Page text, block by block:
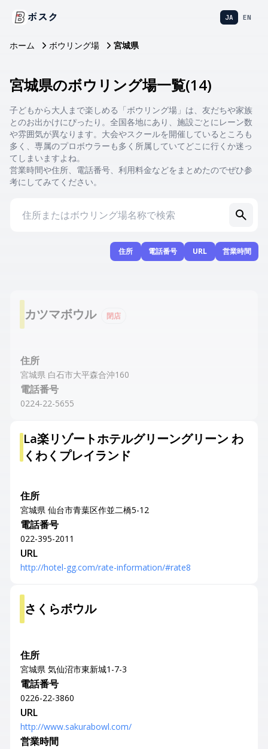
ボスク JA EN
ホーム ボウリング場 宮城県
宮城県のボウリング場一覧(14)
子どもから大人まで楽しめる「ボウリング場」は、友だちや家族
とのお出かけにぴったり。全国各地にあり、施設ごとにレーン数
や雰囲気が異なります。大会やスクールを開催しているところも
多く、専属のプロボウラーも多く所属していてどこに行くか迷っ
てしまいますよね。
営業時間や住所、電話番号、利用料金などをまとめたのでぜひ参
考にしてみてください。
住所 電話番号 URL 営業時間
カツマボウル 閉店
住所
宮城県 白石市大平森合沖160
電話番号
0224-22-5655
La楽リゾートホテルグリーングリーン わ
くわくプレイランド
住所
宮城県 仙台市青葉区作並二橋5-12
電話番号
022-395-2011
URL
http://hotel-gg.com/rate-information/#rate8
さくらボウル
住所
宮城県 気仙沼市東新城1-7-3
電話番号
0226-22-3860
URL
http://www.sakurabowl.com/
営業時間